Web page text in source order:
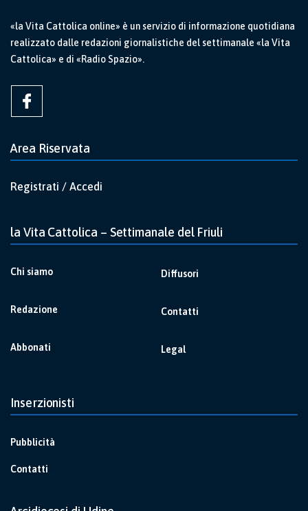
«la Vita Cattolica online» è un servizio di informazione quotidiana
realizzato dalle redazioni giornalistiche del settimanale «la Vita
Cattolica» e di «Radio Spazio».
Area Riservata
Registrati / Accedi
la Vita Cattolica – Settimanale del Friuli
Chi siamo
Redazione
Abbonati
Diffusori
Contatti
Legal
Inserzionisti
Pubblicità
Contatti